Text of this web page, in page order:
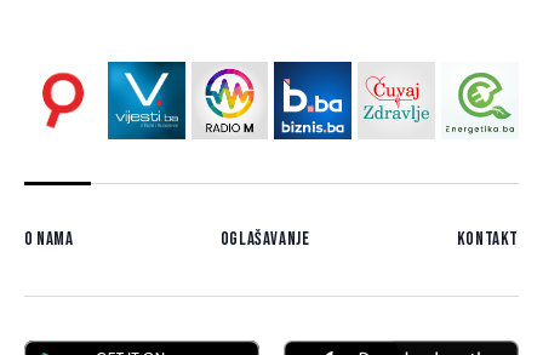
O nama Oglašavanje Kontakt